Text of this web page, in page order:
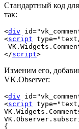
Стандартный код
так:
<div id=
<script type=
</script>
Изменим его,
VK.Observer:
<div id=
<script type=
{